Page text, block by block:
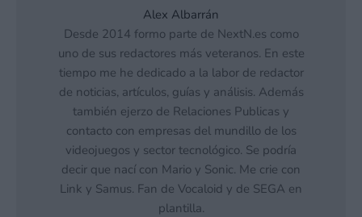
Alex Albarrán
Desde 2014 formo parte de NextN.es como
uno de sus redactores más veteranos. En este
tiempo me he dedicado a la labor de redactor
de noticias, artículos, guías y análisis. Además
también ejerzo de Relaciones Publicas y
contacto con empresas del mundillo de los
videojuegos y sector tecnológico. Se podría
decir que nací con Mario y Sonic. Me crie con
Link y Samus. Fan de Vocaloid y de SEGA en
plantilla.